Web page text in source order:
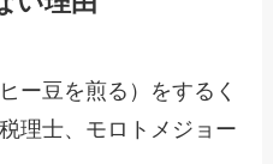
ー豆を煎る）をするく
理士、モロトメジョー